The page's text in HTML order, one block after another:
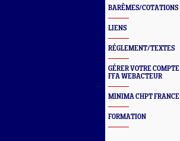
BARÊMES/COTATIONS
LIENS
RÉGLEMENT/TEXTES
GÉRER VOTRE COMPTE
FFA WEBACTEUR
MINIMA CHPT FRANCE
FORMATION